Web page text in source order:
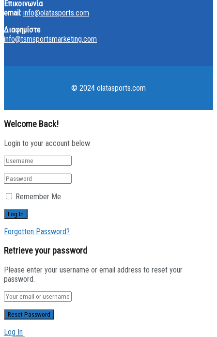
Επικοινωνία
email: info@olatasports.com
Διαφημίστε
info@tsmsportsmarketing.com
© 2024 olatasports.com
Welcome Back!
Login to your account below
Remember Me
Forgotten Password?
Retrieve your password
Please enter your username or email address to reset your
password.
Log In